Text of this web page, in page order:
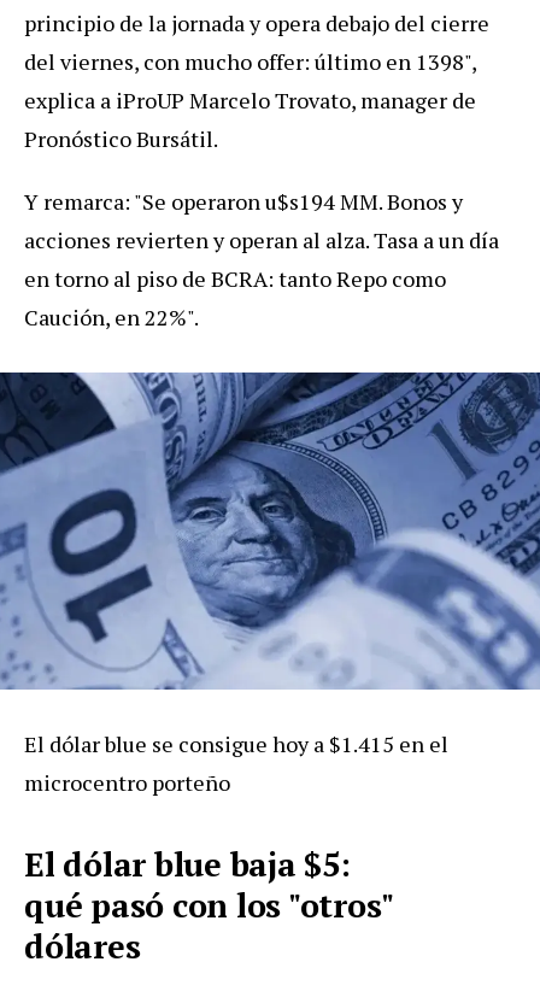
principio de la jornada y opera debajo del cierre
del viernes, con mucho offer: último en 1398",
explica a iProUP Marcelo Trovato, manager de
Pronóstico Bursátil.
Y remarca: "Se operaron u$s194 MM. Bonos y
acciones revierten y operan al alza. Tasa a un día
en torno al piso de BCRA: tanto Repo como
Caución, en 22%".
El dólar blue se consigue hoy a $1.415 en el
microcentro porteño
El dólar blue baja $5:
qué pasó con los "otros"
dólares